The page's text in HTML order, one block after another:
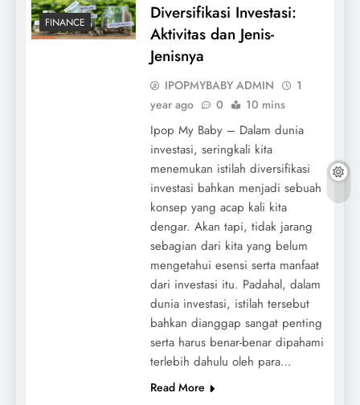
FINANCE
Diversifikasi Investasi:
Aktivitas dan Jenis-
Jenisnya
IPOPMYBABY ADMIN
1
year ago
0 10 mins
Ipop My Baby – Dalam dunia
investasi, seringkali kita
menemukan istilah diversifikasi
investasi bahkan menjadi sebuah
konsep yang acap kali kita
dengar. Akan tapi, tidak jarang
sebagian dari kita yang belum
mengetahui esensi serta manfaat
dari investasi itu. Padahal, dalam
dunia investasi, istilah tersebut
bahkan dianggap sangat penting
serta harus benar-benar dipahami
terlebih dahulu oleh para…
Read More